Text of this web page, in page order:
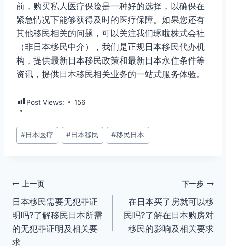
前，购买私人医疗保险是一种好的选择，以确保在
紧急情况下能够获得及时的医疗保障。如果您还有
其他移民相关的问题，可以关注我们琢啦株式会社
（非日本移民中介），我们是正规日本移民代办机
构，提供最新日本移民政策和最新日本永住条件等
资讯，提供日本移民相关业务的一站式服务体验。
Post Views: 156
文
章
#日本医疗 #日本移民 #移民日本
文
章
导
上一页
日本移民需要无犯罪证
明吗?了解移民日本所需
的无犯罪证明及相关要
求
下一步
在日本买了房就可以移
民吗?了解在日本购房对
移民的影响及相关要求